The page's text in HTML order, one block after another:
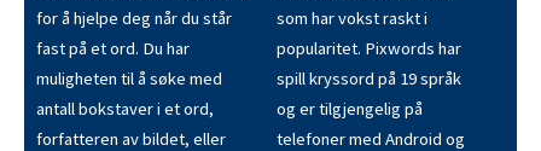
for å hjelpe deg når du står
fast på et ord. Du har
muligheten til å søke med
antall bokstaver i et ord,
forfatteren av bildet, eller
som har vokst raskt i
popularitet. Pixwords har
spill kryssord på 19 språk
og er tilgjengelig på
telefoner med Android og